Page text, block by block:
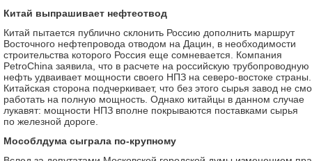
Китай выпрашивает нефтеотвод
Китай пытается публично склонить Россию дополнить маршрут
Восточного нефтепровода отводом на Дацин, в необходимости
строительства которого Россия еще сомневается. Компания
PetroChina заявила, что в расчете на российскую трубопроводную
нефть удваивает мощности своего НПЗ на северо-востоке страны.
Китайская сторона подчеркивает, что без этого сырья завод не
работать на полную мощность. Однако китайцы в данном случае
лукавят: мощности НПЗ вполне покрываются поставками сырья
по железной дороге.
Мособлдума сыграла по-крупному